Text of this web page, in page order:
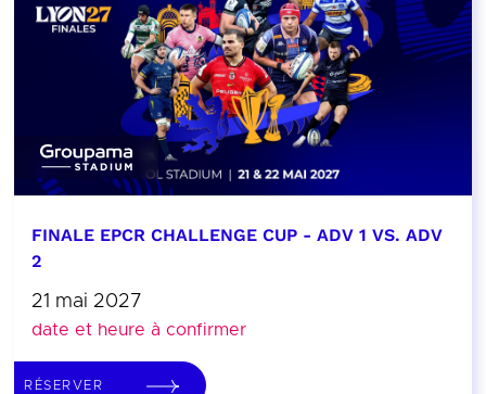
FINALE EPCR CHALLENGE CUP - ADV 1 VS. ADV
2
21 mai 2027
date et heure à confirmer
RÉSERVER